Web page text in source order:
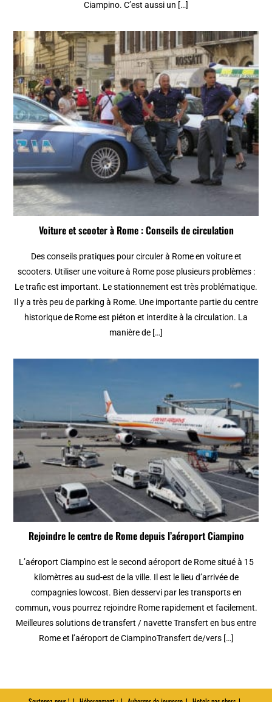
Ciampino. C’est aussi un […]
Voiture et scooter à Rome : Conseils de circulation
Des conseils pratiques pour circuler à Rome en voiture et
scooters. Utiliser une voiture à Rome pose plusieurs problèmes :
Le trafic est important. Le stationnement est très problématique.
Il y a très peu de parking à Rome. Une importante partie du centre
historique de Rome est piéton et interdite à la circulation. La
manière de […]
Rejoindre le centre de Rome depuis l’aéroport Ciampino
L’aéroport Ciampino est le second aéroport de Rome situé à 15
kilomètres au sud-est de la ville. Il est le lieu d’arrivée de
compagnies lowcost. Bien desservi par les transports en
commun, vous pourrez rejoindre Rome rapidement et facilement.
Meilleures solutions de transfert / navette Transfert en bus entre
Rome et l’aéroport de CiampinoTransfert de/vers […]